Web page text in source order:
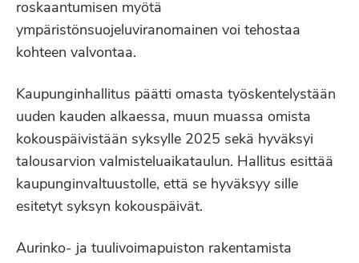
roskaantumisen myötä
ympäristönsuojeluviranomainen voi tehostaa
kohteen valvontaa.
Kaupunginhallitus päätti omasta työskentelystään
uuden kauden alkaessa, muun muassa omista
kokouspäivistään syksylle 2025 sekä hyväksyi
talousarvion valmisteluaikataulun. Hallitus esittää
kaupunginvaltuustolle, että se hyväksyy sille
esitetyt syksyn kokouspäivät.
Aurinko- ja tuulivoimapuiston rakentamista